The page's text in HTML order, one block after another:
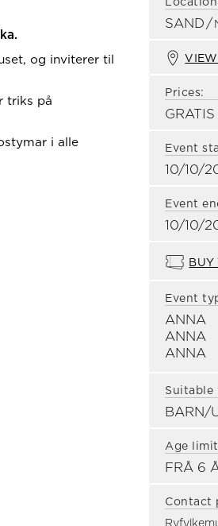
og inviterer til
triks på
i alle
SAND /
Prices:
GRATIS
Event
10/10/
Event
10/10/
BUY
Event
ANNA
ANNA
ANNA
Suitable
BARN/
Age
FRÅ 6
Contact